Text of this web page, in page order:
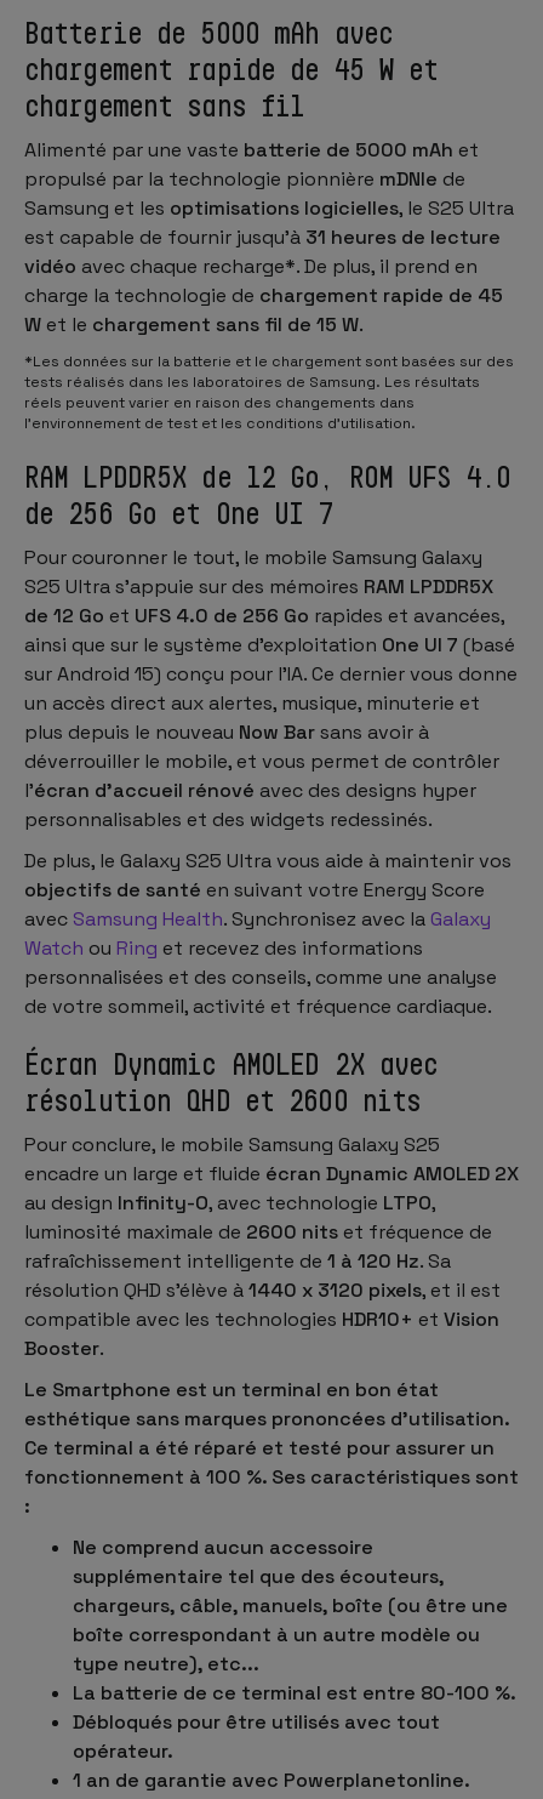
Batterie de 5000 mAh avec
chargement rapide de 45 W et
chargement sans fil
Alimenté par une vaste batterie de 5000 mAh et
propulsé par la technologie pionnière mDNIe de
Samsung et les optimisations logicielles, le S25 Ultra
est capable de fournir jusqu'à 31 heures de lecture
vidéo avec chaque recharge*. De plus, il prend en
charge la technologie de chargement rapide de 45
W et le chargement sans fil de 15 W.
*Les données sur la batterie et le chargement sont basées sur des
tests réalisés dans les laboratoires de Samsung. Les résultats
réels peuvent varier en raison des changements dans
l'environnement de test et les conditions d'utilisation.
RAM LPDDR5X de 12 Go, ROM UFS 4.0
de 256 Go et One UI 7
Pour couronner le tout, le mobile Samsung Galaxy
S25 Ultra s'appuie sur des mémoires RAM LPDDR5X
de 12 Go et UFS 4.0 de 256 Go rapides et avancées,
ainsi que sur le système d'exploitation One UI 7 (basé
sur Android 15) conçu pour l'IA. Ce dernier vous donne
un accès direct aux alertes, musique, minuterie et
plus depuis le nouveau Now Barsans avoir à
déverrouiller le mobile, et vous permet de contrôler
l'écran d'accueil rénové avec des designs hyper
personnalisables et des widgets redessinés.
De plus, le Galaxy S25 Ultra vous aide à maintenir vos
objectifs de santé en suivant votre Energy Score
avec Samsung Health. Synchronisez avec la Galaxy
Watch ou Ring et recevez des informations
personnalisées et des conseils, comme une analyse
de votre sommeil, activité et fréquence cardiaque.
Écran Dynamic AMOLED 2X avec
résolution QHD et 2600 nits
Pour conclure, le mobile Samsung Galaxy S25
encadre un large et fluide écran Dynamic AMOLED 2X
au design Infinity-O, avec technologie LTPO,
luminosité maximale de 2600 nits et fréquence de
rafraîchissement intelligente de 1 à 120 Hz. Sa
résolution QHD s'élève à1440 x 3120 pixels, et il est
compatible avec les technologies HDR10+ et Vision
Booster.
Le Smartphone est un terminal en bon état
esthétique sans marques prononcées d'utilisation.
Ce terminal a été réparé et testé pour assurer un
fonctionnement à 100 %. Ses caractéristiques sont
:
Ne comprend aucun accessoire
supplémentaire tel que des écouteurs,
chargeurs, câble, manuels, boîte (ou être une
boîte correspondant à un autre modèle ou
type neutre), etc...
La batterie de ce terminal est entre 80-100 %.
Débloqués pour être utilisés avec tout
opérateur.
1 an de garantie avec Powerplanetonline.